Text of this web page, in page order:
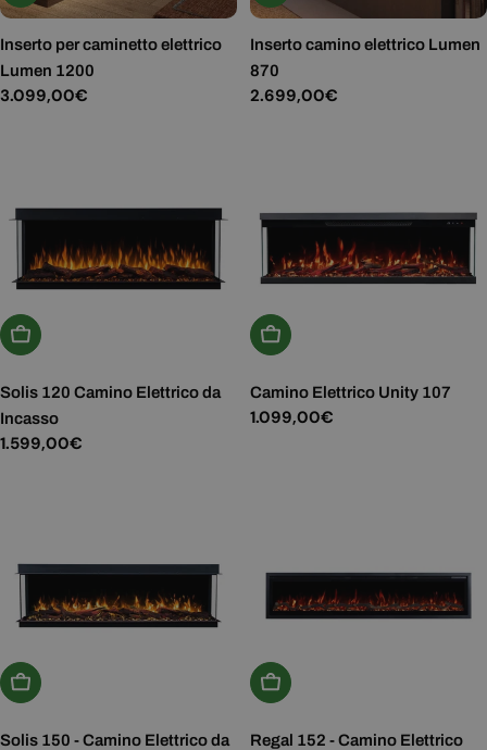
Inserto per caminetto elettrico
Lumen 1200
Prezzo
3.099,00€
Inserto camino elettrico Lumen
870
Prezzo
2.699,00€
Aggiungi Al Carrello
Solis 120 Camino Elettrico da
Incasso
Prezzo
1.599,00€
Aggiungi Al Carrello
Camino Elettrico Unity 107
Prezzo
1.099,00€
Aggiungi Al Carrello
Solis 150 - Camino Elettrico da
Aggiungi Al Carrello
Regal 152 - Camino Elettrico